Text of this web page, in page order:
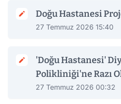
Doğu Hastanesi
27 Temmuz 2026 15:40
'Doğu Hastanesi'
Polikliniği'ne Razı
27 Temmuz 2026 00:32